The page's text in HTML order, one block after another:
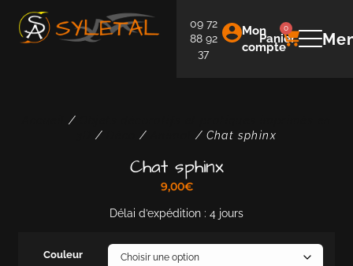
09 72
88 92
37
Mon
compte
Panier
0
/
/ / / Chat sphinx
Chat sphinx
9,00€
Délai d’expédition : 4 jours
Couleur